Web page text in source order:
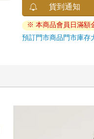
貨到通知
※ 本商品會員日滿額
預訂門市商品門市庫存